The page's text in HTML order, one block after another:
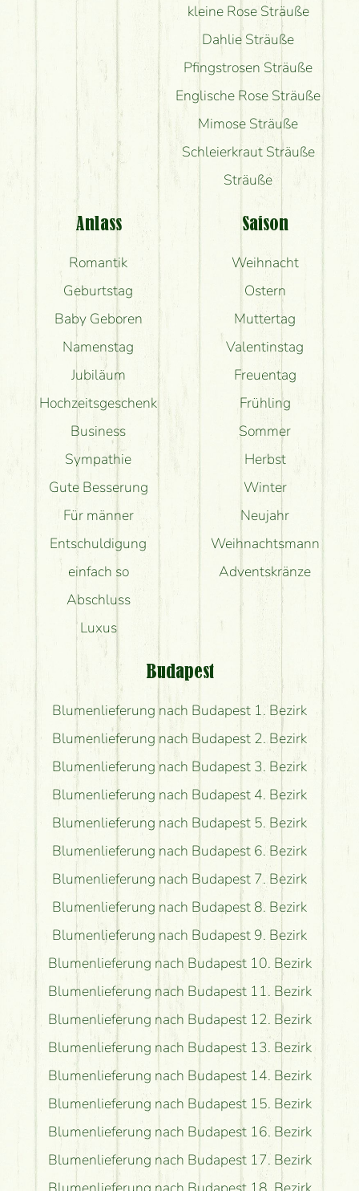
kleine Rose Sträuße
Dahlie Sträuße
Pfingstrosen Sträuße
Englische Rose Sträuße
Mimose Sträuße
Schleierkraut Sträuße
Sträuße
Anlass
Romantik
Geburtstag
Baby Geboren
Namenstag
Jubiläum
Hochzeitsgeschenk
Business
Sympathie
Gute Besserung
Für männer
Entschuldigung
einfach so
Abschluss
Luxus
Saison
Weihnacht
Ostern
Muttertag
Valentinstag
Freuentag
Frühling
Sommer
Herbst
Winter
Neujahr
Weihnachtsmann
Adventskränze
Budapest
Blumenlieferung nach Budapest 1. Bezirk
Blumenlieferung nach Budapest 2. Bezirk
Blumenlieferung nach Budapest 3. Bezirk
Blumenlieferung nach Budapest 4. Bezirk
Blumenlieferung nach Budapest 5. Bezirk
Blumenlieferung nach Budapest 6. Bezirk
Blumenlieferung nach Budapest 7. Bezirk
Blumenlieferung nach Budapest 8. Bezirk
Blumenlieferung nach Budapest 9. Bezirk
Blumenlieferung nach Budapest 10. Bezirk
Blumenlieferung nach Budapest 11. Bezirk
Blumenlieferung nach Budapest 12. Bezirk
Blumenlieferung nach Budapest 13. Bezirk
Blumenlieferung nach Budapest 14. Bezirk
Blumenlieferung nach Budapest 15. Bezirk
Blumenlieferung nach Budapest 16. Bezirk
Blumenlieferung nach Budapest 17. Bezirk